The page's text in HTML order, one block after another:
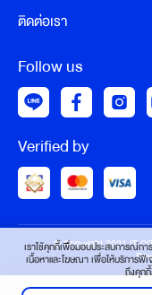
ติดต่อเรา
Follow us
Verified by
© Copyright 2021 IT
เราใช้คุกกี้เพื่อมอบประสบการณ์กา
เนื้อหาและโฆษณา เพื่อให้บริการฟี
ถึงคุก